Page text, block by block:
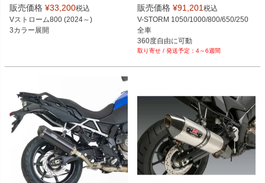
販売価格 ¥33,200税込
Vストローム800 (2024～)
3カラー展開
販売価格 ¥91,201税込
V-STORM 1050/1000/800/650/250
全車
4～6週間